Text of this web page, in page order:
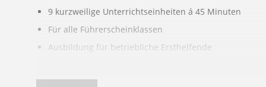
9 kurzweilige Unterrichtseinheiten á 45 Minuten
Für alle Führerscheinklassen
Ausbildung für betriebliche Ersthelfende